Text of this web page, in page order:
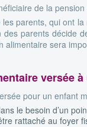
de la
les parents, qui ont
des parents décide
alimentaire sera
versée
pour un enfant
le besoin d’un
rattaché au foyer